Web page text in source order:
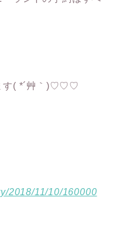
す( *´艸｀)♡♡♡
2018/11/10/160000